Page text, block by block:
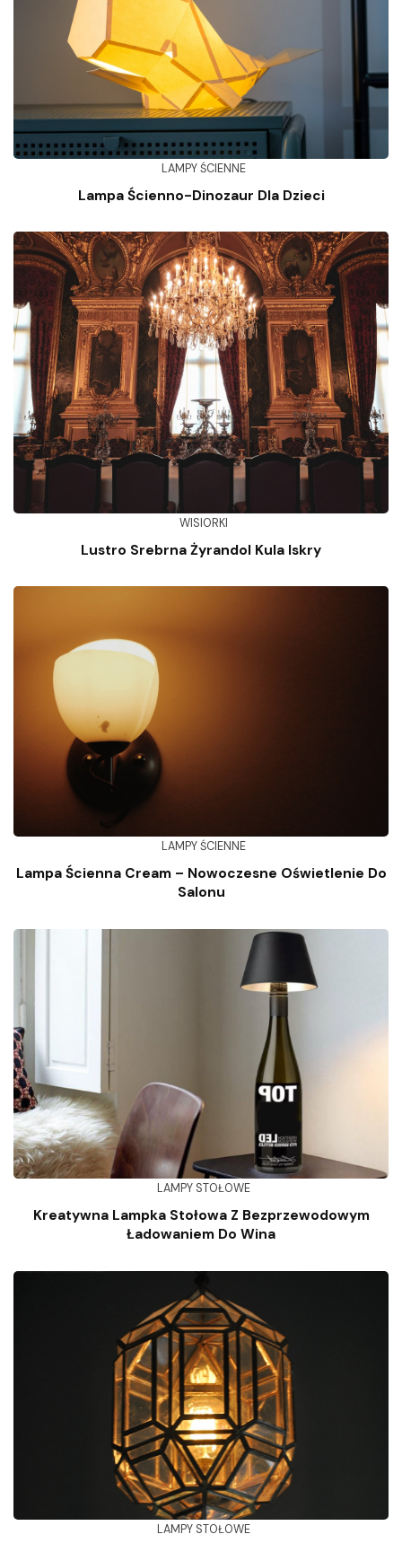
LAMPY ŚCIENNE
Lampa Ścienno-Dinozaur Dla Dzieci
WISIORKI
Lustro Srebrna Żyrandol Kula Iskry
LAMPY ŚCIENNE
Lampa Ścienna Cream – Nowoczesne Oświetlenie Do
Salonu
LAMPY STOŁOWE
Kreatywna Lampka Stołowa Z Bezprzewodowym
Ładowaniem Do Wina
LAMPY STOŁOWE